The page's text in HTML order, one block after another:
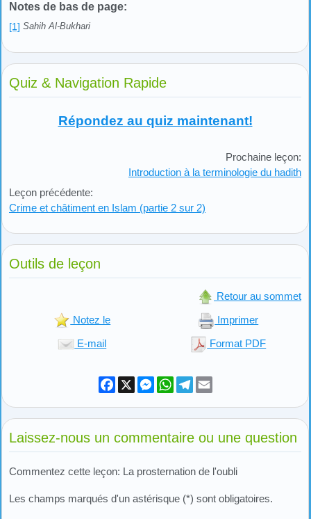
Notes de bas de page:
[1] Sahih Al-Bukhari
Quiz & Navigation Rapide
Répondez au quiz maintenant!
Leçon précédente:
Crime et châtiment en Islam (partie 2 sur 2)
Prochaine leçon:
Introduction à la terminologie du hadith
Outils de leçon
Retour au sommet
Notez le Imprimer
E-mail Format PDF
Facebook
X Messenger
WhatsApp
Telegram
Laissez-nous un commentaire ou une question
Commentez cette leçon: La prosternation de l'oubli
Les champs marqués d'un astérisque (*) sont obligatoires.